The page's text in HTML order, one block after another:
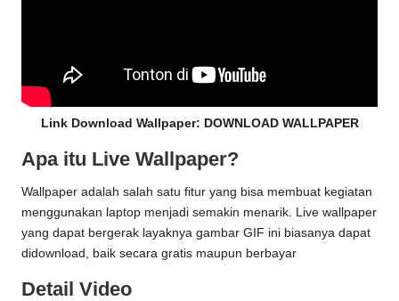
Link Download Wallpaper: DOWNLOAD WALLPAPER
Apa itu Live Wallpaper?
Wallpaper adalah salah satu fitur yang bisa membuat kegiatan
menggunakan laptop menjadi semakin menarik. Live wallpaper
yang dapat bergerak layaknya gambar GIF ini biasanya dapat
didownload, baik secara gratis maupun berbayar
Detail Video